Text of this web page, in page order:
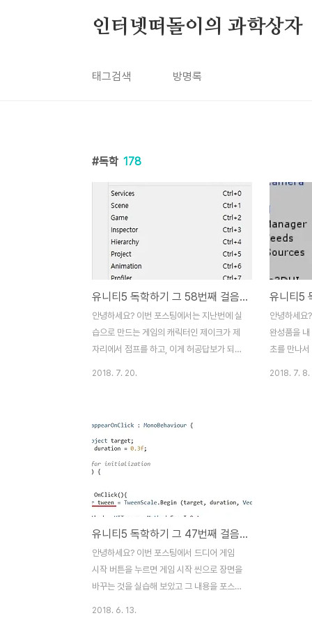
인터넷떠돌이의 과학상자
태그검색 방명록
독학 178
유니티5 독학하기 그 58번째 걸음-애니메이션 부여하고 앞으로 이동하기
안녕하세요? 이번 포스팅에서는 지난번에 실
습으로 만드는 게임의 캐릭터인 제이크가 제
자리에서 점프를 하고, 이게 허공답보가 되지
이터창을 열도록 해 봅니다. 일단 애니메이터
뷰에서는 아무것도 안 보이기 때문에, 위 스
트의 자식 오브젝트인 sprite라는 오브젝트
를 선택하도록 해 봅니다. 그러면 위 스크린
샷과 같은 애니메이션뷰가 나오는 것을 볼 수
있는데, 문제는 제가 지금 보고 있는 책에서
는 이에 대해서 설명을 해주지 않아서, 자세
한 내용을 알 ..
2018. 7. 20.
안녕하세요
완성품을
초를 만나서
2018. 7. 8.
유니티5 독학하기 그 47번째 걸음-게임 씬으로 전환하는 작업하기
안녕하세요? 이번 포스팅에서 드디어 게임
시작 버튼을 누르면 게임 시작 씬으로 장면을
바꾸는 것을 실습해 보았고 그 내용을 포스팅
2018. 6. 13.